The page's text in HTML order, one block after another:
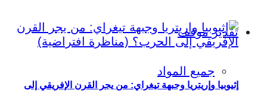
تقدير موقف
جميع المواد
إثيوبيا وإريتريا وجبهة تيغراي: من يجر القرن الإفريقي إلى